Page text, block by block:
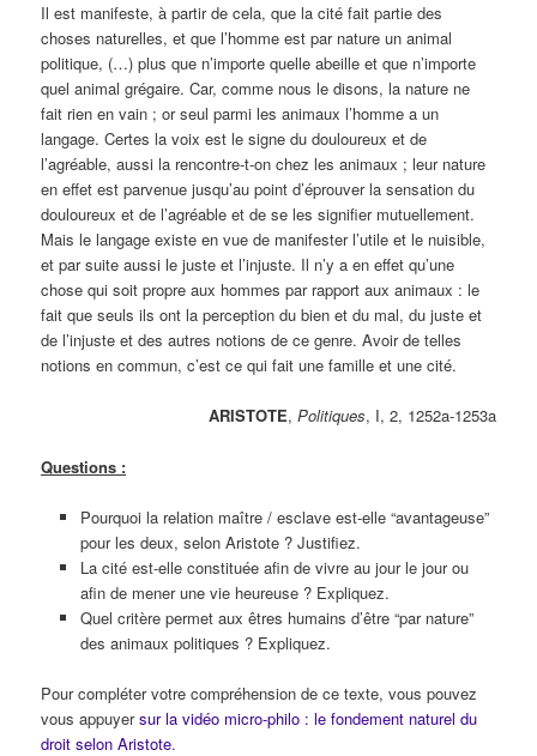
Il est manifeste, à partir de cela, que la cité fait partie des
choses naturelles, et que l’homme est par nature un animal
politique, (…) plus que n’importe quelle abeille et que n’importe
quel animal grégaire. Car, comme nous le disons, la nature ne
fait rien en vain ; or seul parmi les animaux l’homme a un
langage. Certes la voix est le signe du douloureux et de
l’agréable, aussi la rencontre-t-on chez les animaux ; leur nature
en effet est parvenue jusqu’au point d’éprouver la sensation du
douloureux et de l’agréable et de se les signifier mutuellement.
Mais le langage existe en vue de manifester l’utile et le nuisible,
et par suite aussi le juste et l’injuste. Il n’y a en effet qu’une
chose qui soit propre aux hommes par rapport aux animaux : le
fait que seuls ils ont la perception du bien et du mal, du juste et
de l’injuste et des autres notions de ce genre. Avoir de telles
notions en commun, c’est ce qui fait une famille et une cité.
ARISTOTE, Politiques, I, 2, 1252a-1253a
Questions :
Pourquoi la relation maître / esclave est-elle “avantageuse”
pour les deux, selon Aristote ? Justifiez.
La cité est-elle constituée afin de vivre au jour le jour ou
afin de mener une vie heureuse ? Expliquez.
Quel critère permet aux êtres humains d’être “par nature”
des animaux politiques ? Expliquez.
Pour compléter votre compréhension de ce texte, vous pouvez
vous appuyersur la vidéo micro-philo : le fondement naturel du
droit selon Aristote.